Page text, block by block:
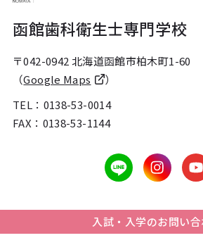
函館歯科衛生士専門学校
〒042-0942 北海道函館市柏木町1-60
（Google Maps
）
TEL： 0138-53-0014
FAX：0138-53-1144
入試・入学のお問い